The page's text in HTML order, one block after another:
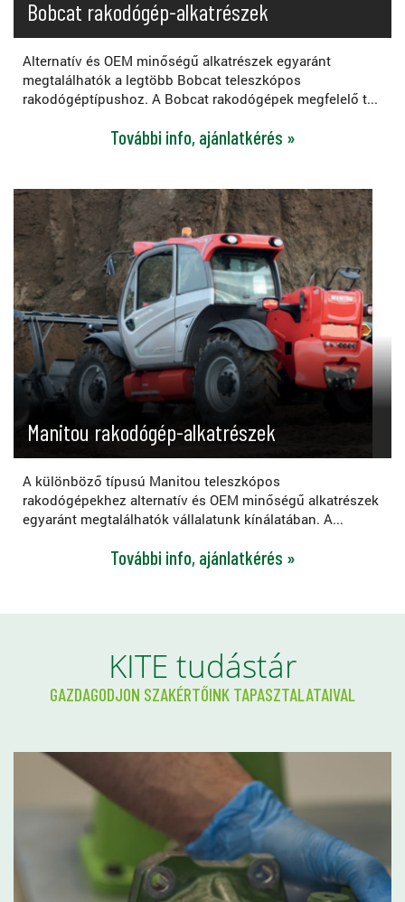
Bobcat rakodógép-alkatrészek
Alternatív és OEM minőségű alkatrészek egyaránt
megtalálhatók a legtöbb Bobcat teleszkópos
rakodógéptípushoz. A Bobcat rakodógépek megfelelő t...
További info, ajánlatkérés »
Manitou rakodógép-alkatrészek
A különböző típusú Manitou teleszkópos
rakodógépekhez alternatív és OEM minőségű alkatrészek
egyaránt megtalálhatók vállalatunk kínálatában. A...
További info, ajánlatkérés »
KITE tudástár
GAZDAGODJON SZAKÉRTŐINK TAPASZTALATAIVAL